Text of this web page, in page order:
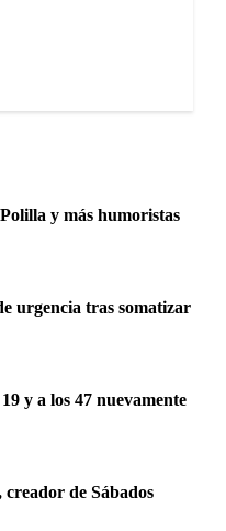
y más humoristas
urgencia tras somatizar
y a los 47 nuevamente
de Sábados